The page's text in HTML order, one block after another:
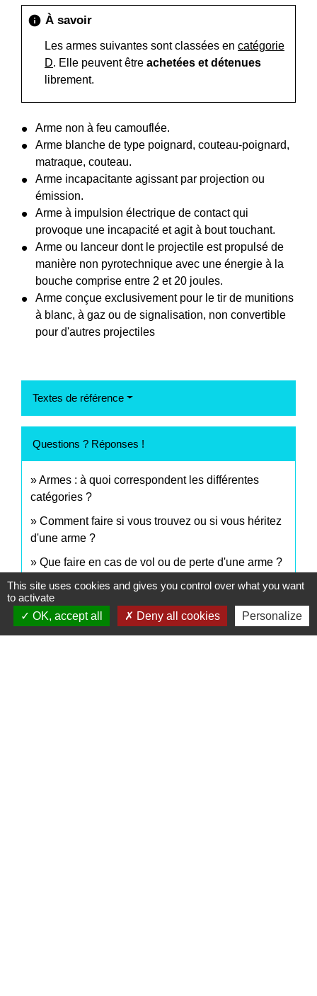
info À savoir
Les armes suivantes sont classées en catégorie
D. Elle peuvent être achetées et détenues
librement.
Arme non à feu camouflée.
Arme blanche de type poignard, couteau-poignard,
matraque, couteau.
Arme incapacitante agissant par projection ou
émission.
Arme à impulsion électrique de contact qui
provoque une incapacité et agit à bout touchant.
Arme ou lanceur dont le projectile est propulsé de
manière non pyrotechnique avec une énergie à la
bouche comprise entre 2 et 20 joules.
Arme conçue exclusivement pour le tir de munitions
à blanc, à gaz ou de signalisation, non convertible
pour d'autres projectiles
Textes de référence
Questions ? Réponses !
Armes : à quoi correspondent les différentes
catégories ?
Comment faire si vous trouvez ou si vous héritez
d'une arme ?
Que faire en cas de vol ou de perte d'une arme ?
Détention d'une arme : faut-il signaler son
changement d'adresse ?
Qui peut porter et transporter une arme ?
This site uses cookies and gives you control over what you want
to activate
OK, accept all
Deny all cookies Personalize